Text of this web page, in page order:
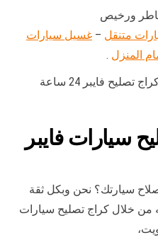
ورخيص
متنقل – غسيل سيارات
المنزل .
وخدمات عديدة نوفرها من خلال كراج تصليح فايبر 24 ساعة
سيارات فايبر
سيارتك؟ نحن وبكل ثقة
من خلال كراج تصليح سيارات